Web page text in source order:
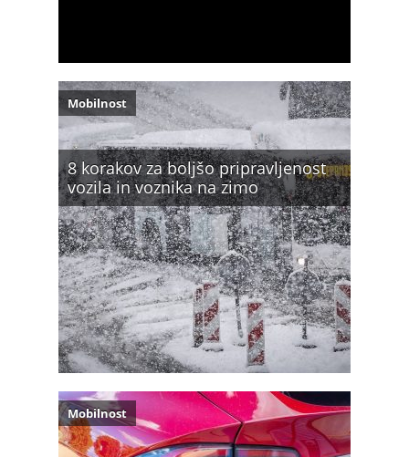
8 korakov za boljšo pripravljenost
vozila in voznika na zimo
Mobilnost
Mobilnost